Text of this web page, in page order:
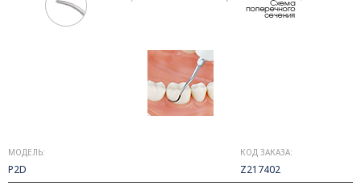
МОДЕЛЬ:
P2D
КОД ЗАКАЗА:
Z217402